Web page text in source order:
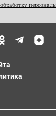
обработку